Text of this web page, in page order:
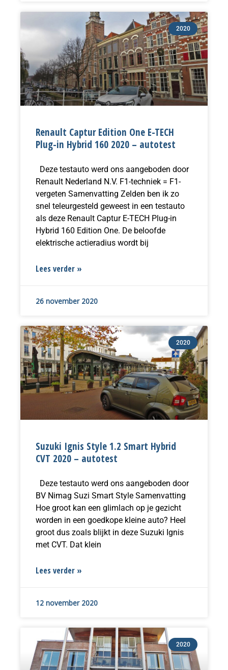
2020
Renault Captur Edition One E-TECH
Plug-in Hybrid 160 2020 – autotest
Deze testauto werd ons aangeboden door
Renault Nederland N.V. F1-techniek = F1-
vergeten Samenvatting Zelden ben ik zo
snel teleurgesteld geweest in een testauto
als deze Renault Captur E-TECH Plug-in
Hybrid 160 Edition One. De beloofde
elektrische actieradius wordt bij
Lees verder »
26 november 2020
2020
Suzuki Ignis Style 1.2 Smart Hybrid
CVT 2020 – autotest
Deze testauto werd ons aangeboden door
BV Nimag Suzi Smart Style Samenvatting
Hoe groot kan een glimlach op je gezicht
worden in een goedkope kleine auto? Heel
groot dus zoals blijkt in deze Suzuki Ignis
met CVT. Dat klein
Lees verder »
12 november 2020
2020